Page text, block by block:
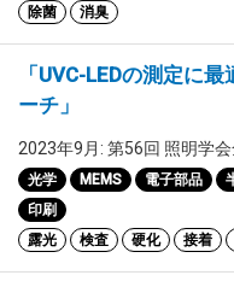
除菌
消臭
「UVC-LEDの測定に
ーチ」
2023年9月: 第56回 照明学
光学 MEMS 電子部品
印刷
露光
検査 硬化 接着